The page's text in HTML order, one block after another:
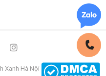
instagram
Xanh Hà Nội